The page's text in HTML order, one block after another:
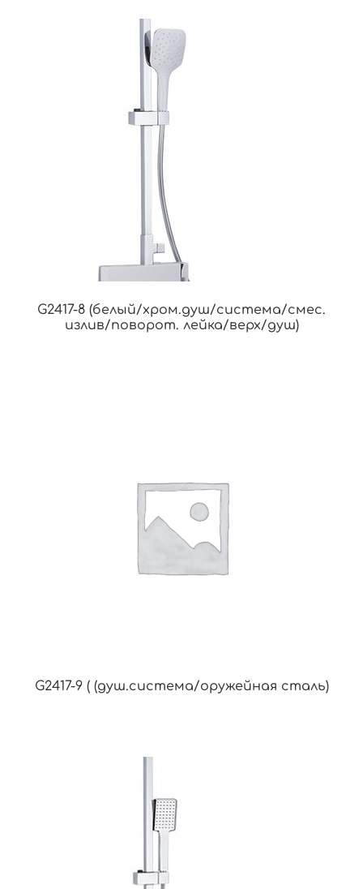
G2417-8 (белый/хром.душ/система/смес.
излив/поворот. лейка/верх/душ)
G2417-9 ( (душ.система/оружейная сталь)